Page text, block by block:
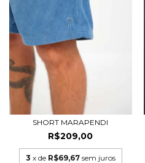
SHORT MARAPENDI
R$209,00
3 x de R$69,67 sem juros